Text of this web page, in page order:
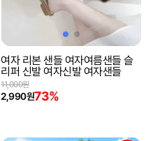
여자 리본 샌들 여자여름샌들 슬
리퍼 신발 여자신발 여자샌들
2,990원73%
11,000원